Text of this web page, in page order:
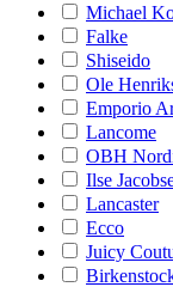
Michael
Falke
Shiseido
Ole
Emporio
Lancome
OBH
Ilse
Lancaster
Ecco
Juicy